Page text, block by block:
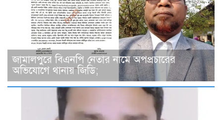
জামালপুরে বিএনপি নেতার নামে অপপ্রচারের
অভিযোগে থানায় জিডি;